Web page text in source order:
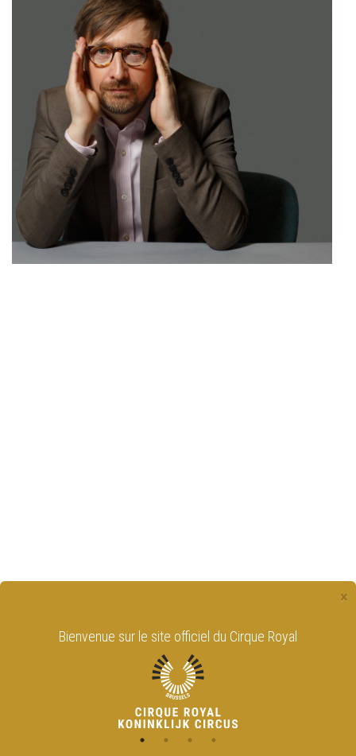
×
Bienvenue sur le site officiel du Cirque Royal